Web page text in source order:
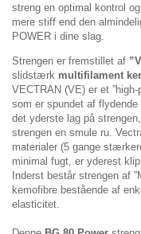
streng en optimal kontrol
mere stiff end den
POWER i dine slag.
Strengen er fremstillet af
slidstærk multifilament
VECTRAN (VE) er et
som er spundet af
det yderste lag på
strengen en smule ru.
materialer (5 gange
minimal fugt, er yderest
Inderst består strengen af
kemofibre bestående af
elasticitet.